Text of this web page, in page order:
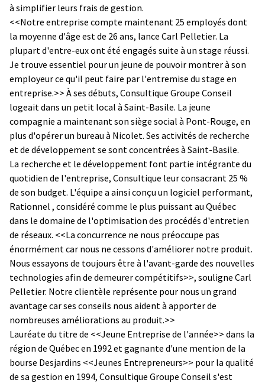
à simplifier leurs frais de gestion.
<<Notre entreprise compte maintenant 25 employés dont
la moyenne d'âge est de 26 ans, lance Carl Pelletier. La
plupart d'entre-eux ont été engagés suite à un stage réussi.
Je trouve essentiel pour un jeune de pouvoir montrer à son
employeur ce qu'il peut faire par l'entremise du stage en
entreprise.>> À ses débuts, Consultique Groupe Conseil
logeait dans un petit local à Saint-Basile. La jeune
compagnie a maintenant son siège social à Pont-Rouge, en
plus d'opérer un bureau à Nicolet. Ses activités de recherche
et de développement se sont concentrées à Saint-Basile.
La recherche et le développement font partie intégrante du
quotidien de l'entreprise, Consultique leur consacrant 25 %
de son budget. L'équipe a ainsi conçu un logiciel performant,
Rationnel , considéré comme le plus puissant au Québec
dans le domaine de l'optimisation des procédés d'entretien
de réseaux. <<La concurrence ne nous préoccupe pas
énormément car nous ne cessons d'améliorer notre produit.
Nous essayons de toujours être à l'avant-garde des nouvelles
technologies afin de demeurer compétitifs>>, souligne Carl
Pelletier. Notre clientèle représente pour nous un grand
avantage car ses conseils nous aident à apporter de
nombreuses améliorations au produit.>>
Lauréate du titre de <<Jeune Entreprise de l'année>> dans la
région de Québec en 1992 et gagnante d'une mention de la
bourse Desjardins <<Jeunes Entrepreneurs>> pour la qualité
de sa gestion en 1994, Consultique Groupe Conseil s'est